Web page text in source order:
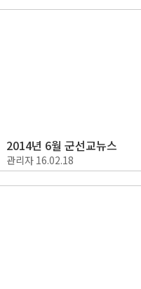
2014년 6월 군선교뉴스
관리자 16.02.18